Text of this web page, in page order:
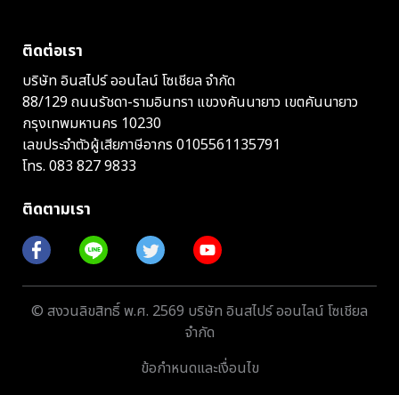
ติดต่อเรา
บริษัท อินสไปร์ ออนไลน์ โซเชียล จำกัด
88/129 ถนนรัชดา-รามอินทรา แขวงคันนายาว เขตคันนายาว
กรุงเทพมหานคร 10230
เลขประจำตัวผู้เสียภาษีอากร 0105561135791
โทร. 083 827 9833
ติดตามเรา
© สงวนลิขสิทธิ์ พ.ศ. 2569 บริษัท อินสไปร์ ออนไลน์ โซเชียล
จำกัด
ข้อกำหนดและเงื่อนไข